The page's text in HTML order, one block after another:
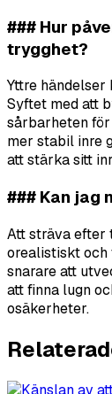
### Hur
trygghet?
Yttre
Syftet med att
sårbarheten
mer stabil inre
att stärka sitt
### Kan jag
Att sträva efter
orealistiskt
snarare att
att finna lugn
osäkerheter.